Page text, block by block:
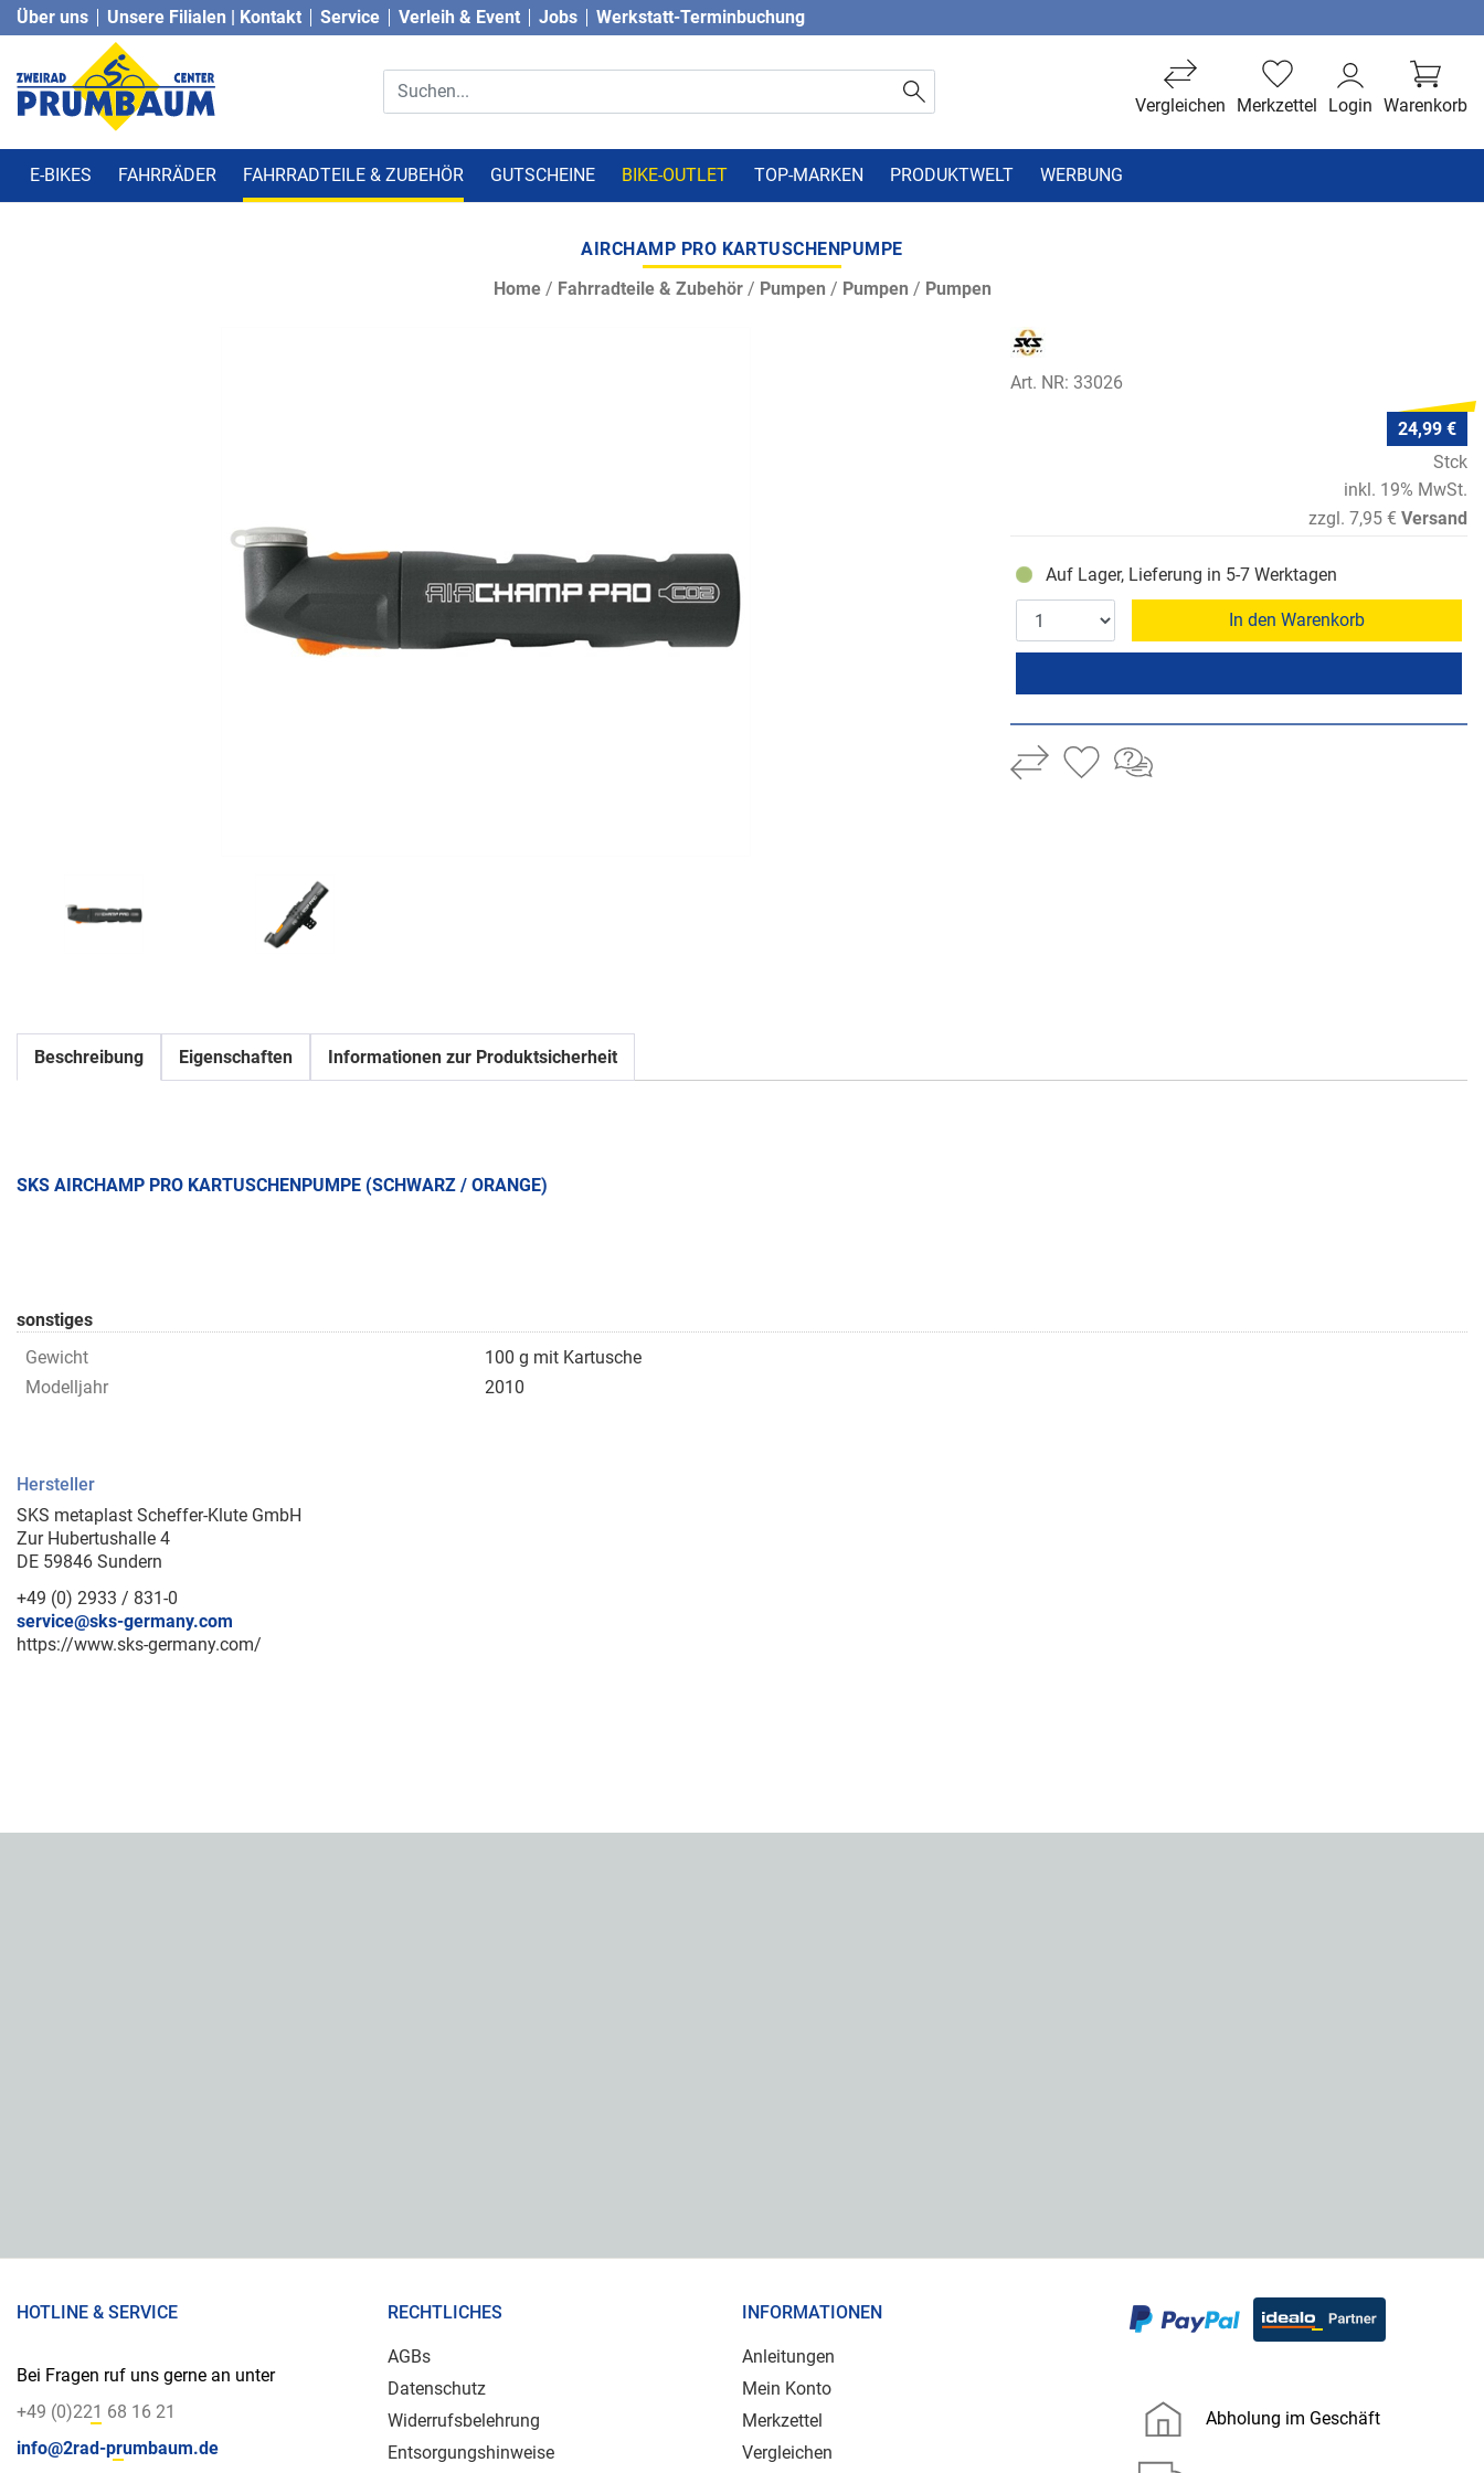
Über uns Unsere Filialen | Kontakt Service Verleih & Event Jobs Werkstatt-Terminbuchung
Warenkorb
Login
Merkzettel
Vergleichen
E-BIKES FAHRRÄDER FAHRRADTEILE & ZUBEHÖR GUTSCHEINE BIKE-OUTLET TOP-MARKEN PRODUKTWELT WERBUNG
AIRCHAMP PRO KARTUSCHENPUMPE
Home/ Fahrradteile & Zubehör/ Pumpen / Pumpen / Pumpen
Art. NR: 33026
24,99 €
Stck
inkl. 19% MwSt.
zzgl. 7,95 € Versand
Auf Lager, Lieferung in 5-7 Werktagen
In den Warenkorb
Beschreibung Eigenschaften Informationen zur Produktsicherheit
SKS AIRCHAMP PRO KARTUSCHENPUMPE (SCHWARZ / ORANGE)
sonstiges
Gewicht
100 g mit Kartusche
Modelljahr
2010
Hersteller
SKS metaplast Scheffer-Klute GmbH
Zur Hubertushalle 4
DE 59846 Sundern
+49 (0) 2933 / 831-0
service@sks-germany.com
https://www.sks-germany.com/
HOTLINE & SERVICE
Bei Fragen ruf uns gerne an unter
+49 (0)221 68 16 21
info@2rad-prumbaum.de
RECHTLICHES
AGBs
Datenschutz
Widerrufsbelehrung
Entsorgungshinweise
INFORMATIONEN
Anleitungen
Mein Konto
Merkzettel
Vergleichen
Abholung im Geschäft